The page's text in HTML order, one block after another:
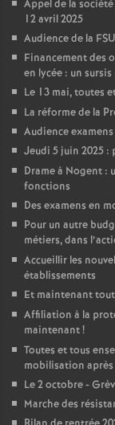
Appel de la
12 avril 2025
Audience de la
Financement des
en lycée : un
Le 13 mai, toutes
La réforme de la
Audience examens
Jeudi 5 juin 2025 :
Drame à Nogent :
fonctions
Des examens en
Pour un autre
métiers, dans
Accueillir les
établissements
Et maintenant
Affiliation à la
maintenant!
Toutes et tous
mobilisation
Le 2 octobre -
Marche des